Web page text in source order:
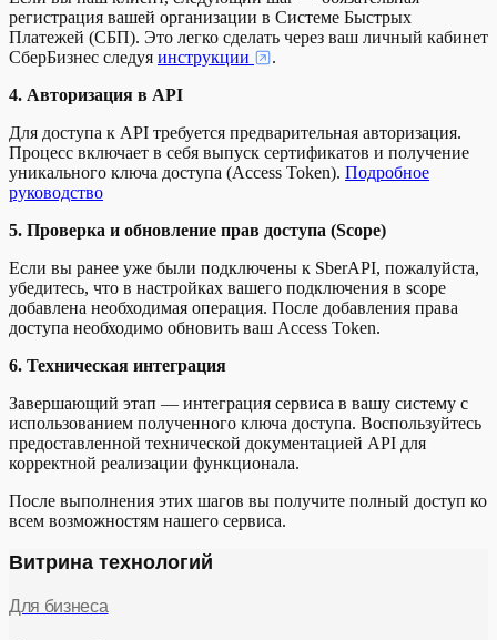
регистрация вашей организации в Системе Быстрых
Платежей (СБП). Это легко сделать через ваш личный кабинет
СберБизнес следуя инструкции
.
4. Авторизация в API
Для доступа к API требуется предварительная авторизация.
Процесс включает в себя выпуск сертификатов и получение
уникального ключа доступа (Access Token). Подробное
руководство
5. Проверка и обновление прав доступа (Scope)
Если вы ранее уже были подключены к SberAPI, пожалуйста,
убедитесь, что в настройках вашего подключения в scope
добавлена необходимая операция. После добавления права
доступа необходимо обновить ваш Access Token.
6. Техническая интеграция
Завершающий этап — интеграция сервиса в вашу систему с
использованием полученного ключа доступа. Воспользуйтесь
предоставленной технической документацией API для
корректной реализации функционала.
После выполнения этих шагов вы получите полный доступ ко
всем возможностям нашего сервиса.
Витрина технологий
Для бизнеса